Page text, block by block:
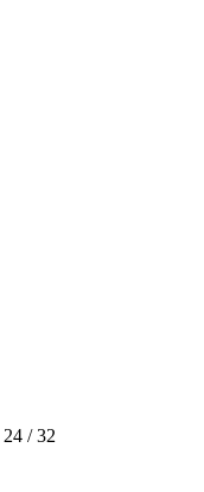
24 / 32